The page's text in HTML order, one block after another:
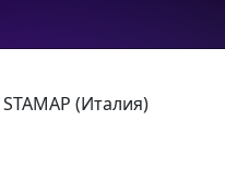
(Италия)